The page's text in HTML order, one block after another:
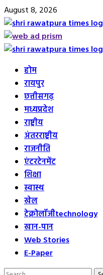
Skip
to
content
August 8, 2026
Primary
होम
रायपुर
छत्तीसगढ़
मध्यप्रदेश
राष्ट्रीय
अंतरराष्ट्रीय
राजनीति
एंटरटेनमेंट
शिक्षा
स्वास्थ
खेल
टेक्नोलॉजीtechnology
खान-पान
Web Stories
E-Paper